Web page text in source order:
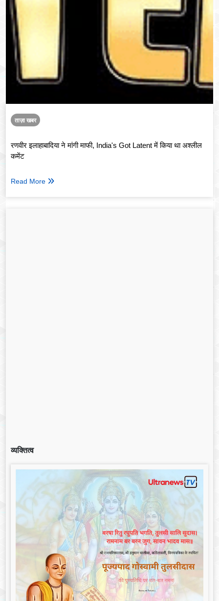
ताज़ा खबर
रणवीर इलाहाबादिया ने मांगी माफी, India's Got Latent में किया था अश्लील
कमेंट
Read More
व्यक्तित्व